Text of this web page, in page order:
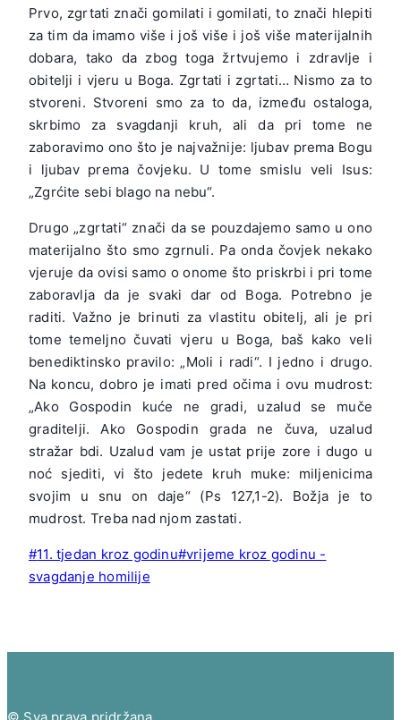
Prvo, zgrtati znači gomilati i gomilati, to znači hlepiti
za tim da imamo više i još više i još više materijalnih
dobara, tako da zbog toga žrtvujemo i zdravlje i
obitelji i vjeru u Boga. Zgrtati i zgrtati… Nismo za to
stvoreni. Stvoreni smo za to da, između ostaloga,
skrbimo za svagdanji kruh, ali da pri tome ne
zaboravimo ono što je najvažnije: ljubav prema Bogu
i ljubav prema čovjeku. U tome smislu veli Isus:
„Zgrćite sebi blago na nebu“.
Drugo „zgrtati“ znači da se pouzdajemo samo u ono
materijalno što smo zgrnuli. Pa onda čovjek nekako
vjeruje da ovisi samo o onome što priskrbi i pri tome
zaboravlja da je svaki dar od Boga. Potrebno je
raditi. Važno je brinuti za vlastitu obitelj, ali je pri
tome temeljno čuvati vjeru u Boga, baš kako veli
benediktinsko pravilo: „Moli i radi“. I jedno i drugo.
Na koncu, dobro je imati pred očima i ovu mudrost:
„Ako Gospodin kuće ne gradi, uzalud se muče
graditelji. Ako Gospodin grada ne čuva, uzalud
stražar bdi. Uzalud vam je ustat prije zore i dugo u
noć sjediti, vi što jedete kruh muke: miljenicima
svojim u snu on daje“ (Ps 127,1-2). Božja je to
mudrost. Treba nad njom zastati.
Post
Tags:
#11. tjedan kroz godinu#vrijeme kroz godinu -
svagdanje homilije
© Sva prava pridržana